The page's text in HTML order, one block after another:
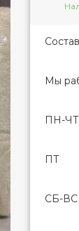
Мы
ПН-ЧТ
ПТ с
СБ-